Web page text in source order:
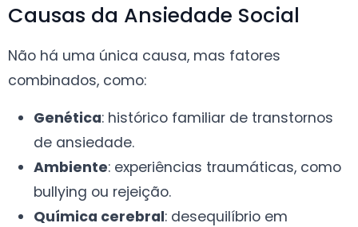
Causas da Ansiedade Social
Não há uma única causa, mas fatores
combinados, como:
Genética: histórico familiar de transtornos
de ansiedade.
Ambiente: experiências traumáticas, como
bullying ou rejeição.
Química cerebral: desequilíbrio em